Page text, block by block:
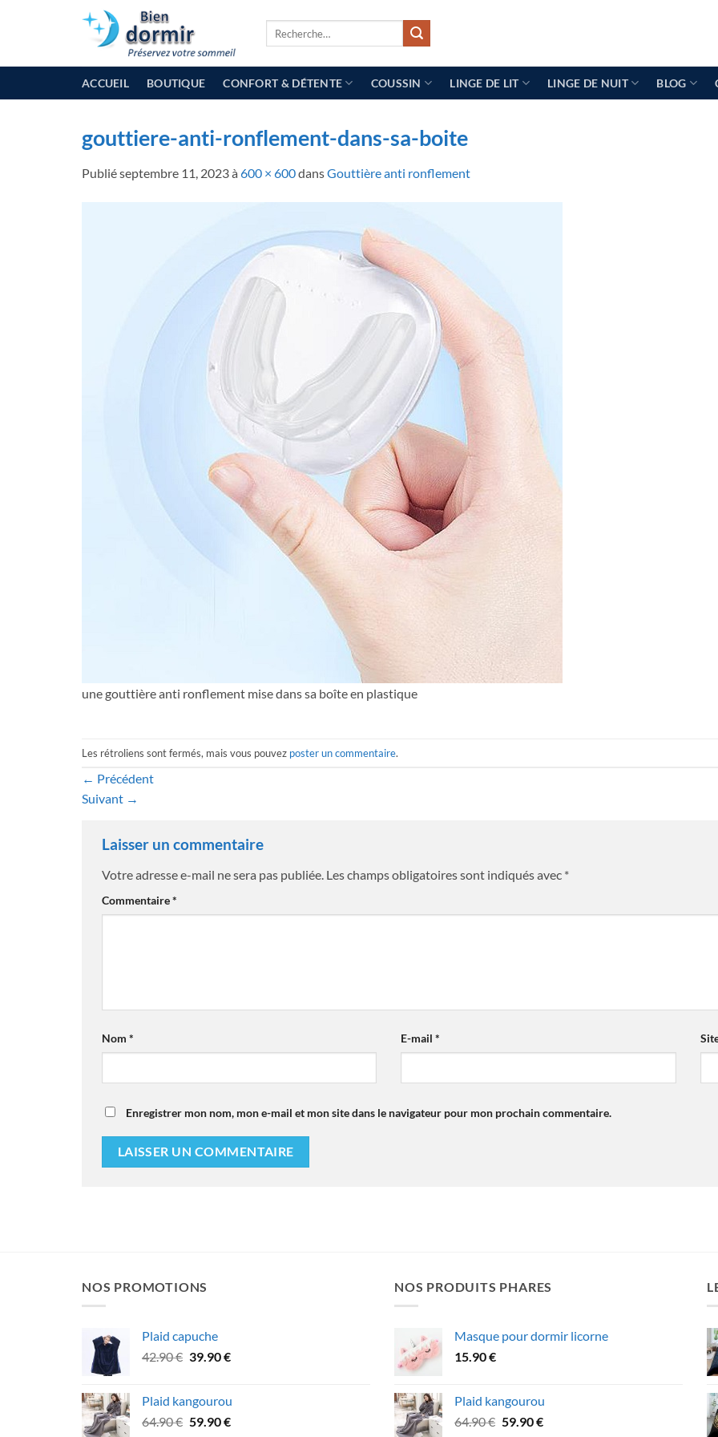
ACCUEIL BOUTIQUE CONFORT & DÉTENTE COUSSIN LINGE DE LIT LINGE DE NUIT BLOG
gouttiere-anti-ronflement-dans-sa-boite
Publiéseptembre 11, 2023à 600 × 600dansGouttière anti ronflement
une gouttière anti ronflement mise dans sa boîte en plastique
Les rétroliens sont fermés, mais vous pouvez poster un commentaire.
← Précédent
Suivant →
Laisser un commentaire
Votre adresse e-mail ne sera pas publiée. Les champs obligatoires sont indiqués avec *
Commentaire*
Nom * E-mail*
Enregistrer mon nom, mon e-mail et mon site dans le navigateur pour mon prochain commentaire.
NOS PROMOTIONS
Plaid capuche
42.90€ Le
était :
42.90 €.
39.90€Le
est :
39.90 €.
Plaid kangourou
64.90€ Le
59.90€Le
NOS PRODUITS PHARES
Masque pour dormir licorne
15.90€
Plaid kangourou
64.90€ Le
59.90€Le